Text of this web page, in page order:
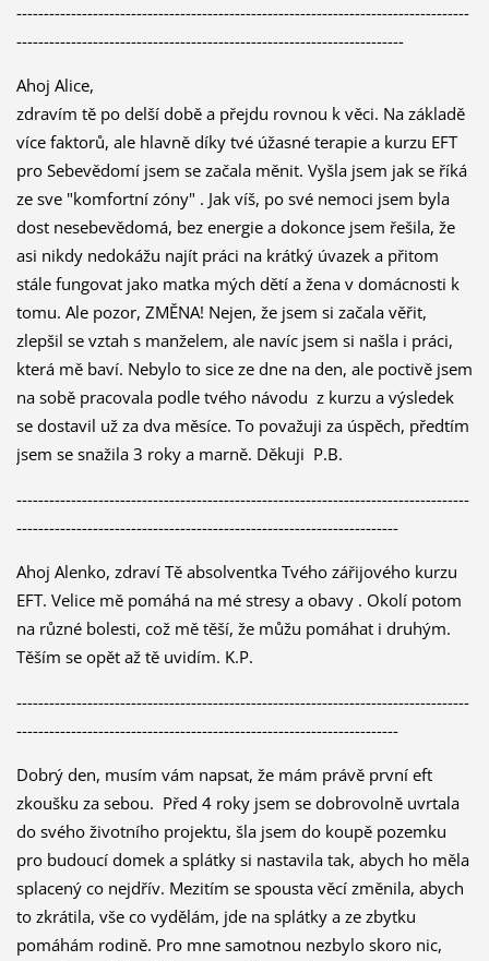
-----------------------------------------------------------------------------------
-----------------------------------------------------------------------
Ahoj Alice,
zdravím tě po delší době a přejdu rovnou k věci. Na základě
více faktorů, ale hlavně díky tvé úžasné terapie a kurzu EFT
pro Sebevědomí jsem se začala měnit. Vyšla jsem jak se říká
ze sve "komfortní zóny" . Jak víš, po své nemoci jsem byla
dost nesebevědomá, bez energie a dokonce jsem řešila, že
asi nikdy nedokážu najít práci na krátký úvazek a přitom
stále fungovat jako matka mých dětí a žena v domácnosti k
tomu. Ale pozor, ZMĚNA! Nejen, že jsem si začala věřit,
zlepšil se vztah s manželem, ale navíc jsem si našla i práci,
která mě baví. Nebylo to sice ze dne na den, ale poctivě jsem
na sobě pracovala podle tvého návodu z kurzu a výsledek
se dostavil už za dva měsíce. To považuji za úspěch, předtím
jsem se snažila 3 roky a marně. Děkuji P.B.
-----------------------------------------------------------------------------------
----------------------------------------------------------------------
Ahoj Alenko, zdraví Tě absolventka Tvého zářijového kurzu
EFT. Velice mě pomáhá na mé stresy a obavy . Okolí potom
na různé bolesti, což mě těší, že můžu pomáhat i druhým.
Těším se opět až tě uvidím. K.P.
-----------------------------------------------------------------------------------
----------------------------------------------------------------------
Dobrý den, musím vám napsat, že mám právě první eft
zkoušku za sebou. Před 4 roky jsem se dobrovolně uvrtala
do svého životního projektu, šla jsem do koupě pozemku
pro budoucí domek a splátky si nastavila tak, abych ho měla
splacený co nejdřív. Mezitím se spousta věcí změnila, abych
to zkrátila, vše co vydělám, jde na splátky a ze zbytku
pomáhám rodině. Pro mne samotnou nezbylo skoro nic,